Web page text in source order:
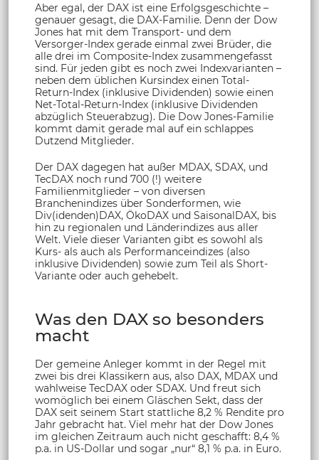
Aber egal, der DAX ist eine Erfolgsgeschichte –
genauer gesagt, die DAX-Familie. Denn der Dow
Jones hat mit dem Transport- und dem
Versorger-Index gerade einmal zwei Brüder, die
alle drei im Composite-Index zusammengefasst
sind. Für jeden gibt es noch zwei Indexvarianten –
neben dem üblichen Kursindex einen Total-
Return-Index (inklusive Dividenden) sowie einen
Net-Total-Return-Index (inklusive Dividenden
abzüglich Steuerabzug). Die Dow Jones-Familie
kommt damit gerade mal auf ein schlappes
Dutzend Mitglieder.
Der DAX dagegen hat außer MDAX, SDAX, und
TecDAX noch rund 700 (!) weitere
Familienmitglieder – von diversen
Branchenindizes über Sonderformen, wie
Div(idenden)DAX, ÖkoDAX und SaisonalDAX, bis
hin zu regionalen und Länderindizes aus aller
Welt. Viele dieser Varianten gibt es sowohl als
Kurs- als auch als Performanceindizes (also
inklusive Dividenden) sowie zum Teil als Short-
Variante oder auch gehebelt.
Was den DAX so besonders
macht
Der gemeine Anleger kommt in der Regel mit
zwei bis drei Klassikern aus, also DAX, MDAX und
wahlweise TecDAX oder SDAX. Und freut sich
womöglich bei einem Gläschen Sekt, dass der
DAX seit seinem Start stattliche 8,2 % Rendite pro
Jahr gebracht hat. Viel mehr hat der Dow Jones
im gleichen Zeitraum auch nicht geschafft: 8,4 %
p.a. in US-Dollar und sogar „nur“ 8,1 % p.a. in Euro.